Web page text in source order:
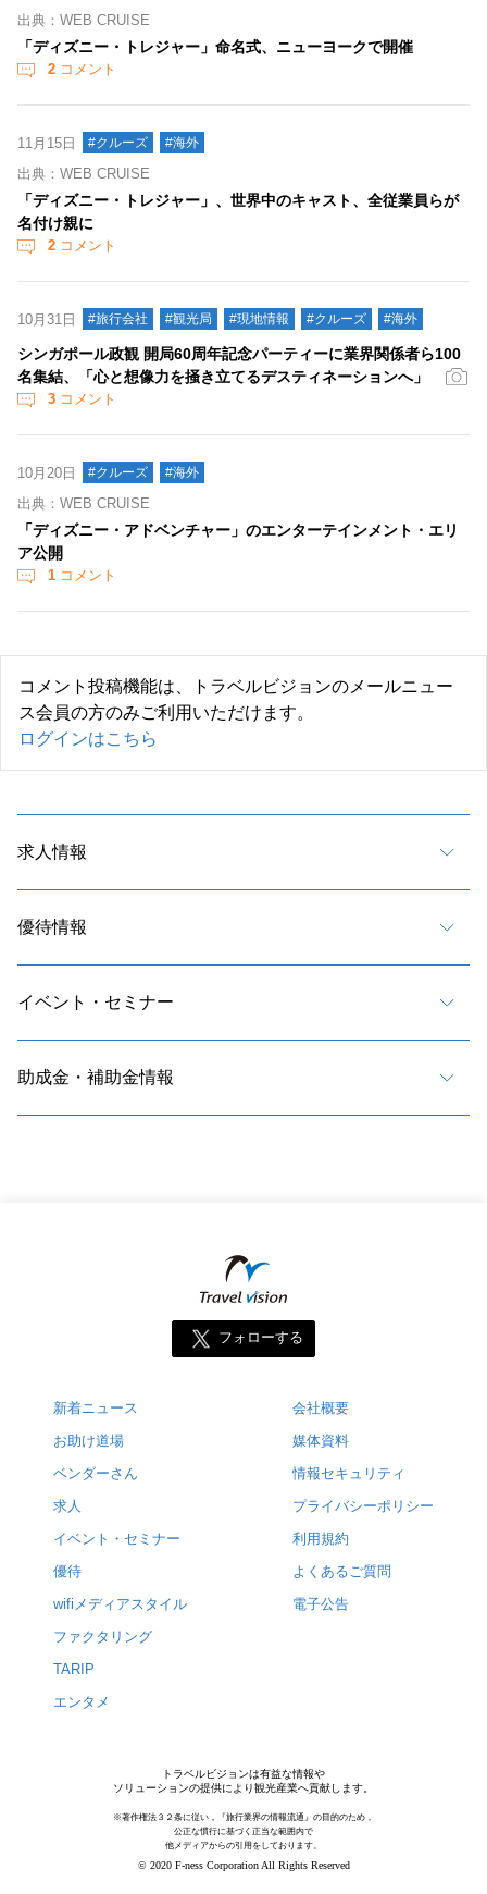
出典：WEB CRUISE
「ディズニー・トレジャー」命名式、ニューヨークで開催
2 コメント
11月15日 #クルーズ #海外
出典：WEB CRUISE
「ディズニー・トレジャー」、世界中のキャスト、全従業員らが
名付け親に
2 コメント
10月31日 #旅行会社 #観光局 #現地情報 #クルーズ #海外
シンガポール政観 開局60周年記念パーティーに業界関係者ら100
名集結、「心と想像力を掻き立てるデスティネーションへ」
3 コメント
10月20日 #クルーズ #海外
出典：WEB CRUISE
「ディズニー・アドベンチャー」のエンターテインメント・エリ
ア公開
1 コメント
コメント投稿機能は、トラベルビジョンのメールニュー
ス会員の方のみご利用いただけます。
ログインはこちら
求人情報
優待情報
イベント・セミナー
助成金・補助金情報
フォローする
新着ニュース
お助け道場
ベンダーさん
求人
イベント・セミナー
優待
wifiメディアスタイル
ファクタリング
TARIP
エンタメ
会社概要
媒体資料
情報セキュリティ
プライバシーポリシー
利用規約
よくあるご質問
電子公告
トラベルビジョンは有益な情報や
ソリューションの提供により観光産業へ貢献します。
※著作権法３２条に従い，『旅行業界の情報流通』の目的のため，
公正な慣行に基づく正当な範囲内で
他メディアからの引用をしております。
© 2020 F-ness Corporation All Rights Reserved